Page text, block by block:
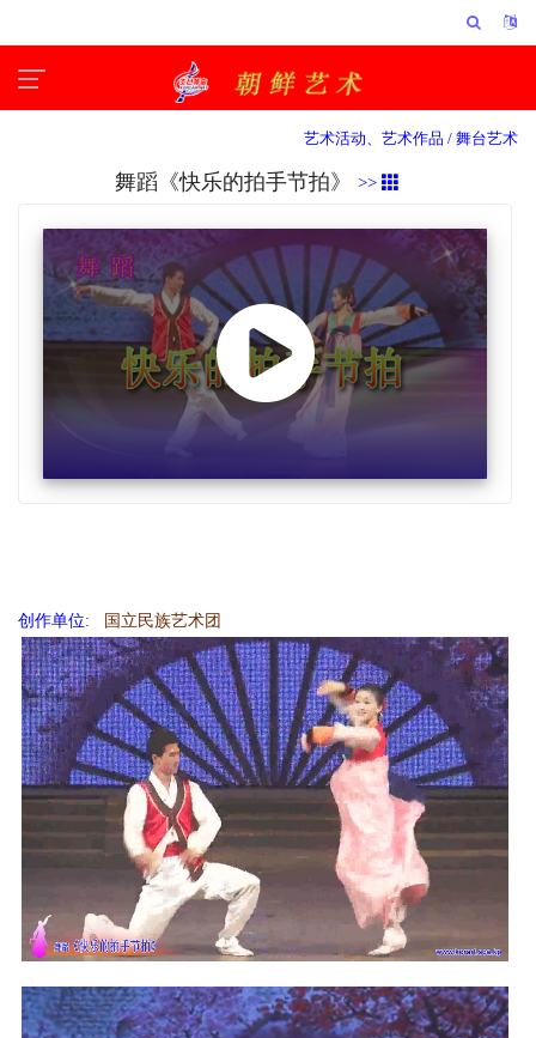
艺术活动、艺术作品 / 舞台艺术
舞蹈《快乐的拍手节拍》 >>
创作单位: 国立民族艺术团